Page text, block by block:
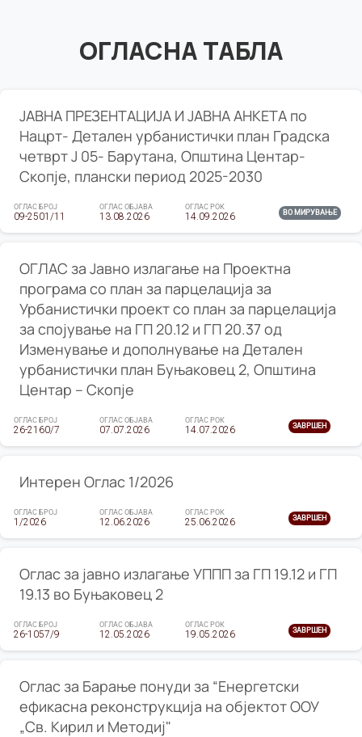
ОГЛАСНА ТАБЛА
ЈАВНА ПРЕЗЕНТАЦИЈА И ЈАВНА АНКЕТА по
Нацрт- Детален урбанистички план Градска
четврт Ј 05- Барутана, Општина Центар-
Скопје, плански период 2025-2030
ОГЛАС БРОЈ
09-2501/11
ОГЛАС ОБЈАВА
13.08.2026
ОГЛАС РОК
14.09.2026 ВО МИРУВАЊЕ
ОГЛАС за Јавно излагање на Проектна
програма со план за парцелација за
Урбанистички проект со план за парцелација
за спојување на ГП 20.12 и ГП 20.37 од
Изменување и дополнување на Детален
урбанистички план Буњаковец 2, Општина
Центар – Скопје
ОГЛАС БРОЈ
26-2160/7
ОГЛАС ОБЈАВА
07.07.2026
ОГЛАС РОК
14.07.2026 ЗАВРШЕН
Интерен Оглас 1/2026
ОГЛАС БРОЈ
1/2026
ОГЛАС ОБЈАВА
12.06.2026
ОГЛАС РОК
25.06.2026 ЗАВРШЕН
Оглас за јавно излагање УППП за ГП 19.12 и ГП
19.13 во Буњаковец 2
ОГЛАС БРОЈ
26-1057/9
ОГЛАС ОБЈАВА
12.05.2026
ОГЛАС РОК
19.05.2026 ЗАВРШЕН
Оглас за Барање понуди за “Енергетски
ефикасна реконструкција на објектот ООУ
„Св. Кирил и Методиј"